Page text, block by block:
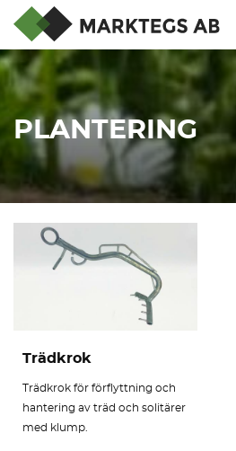
PLANTERING
Trädkrok
Trädkrok för förflyttning och
hantering av träd och solitärer
med klump.